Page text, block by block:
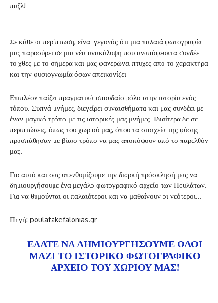
παζλ!
Σε κάθε οι περίπτωση, είναι γεγονός ότι μια παλαιά φωτογραφία
μας παρασύρει σε μια νέα ανακάλυψη που αναπόφευκτα συνδέει
το χθες με το σήμερα και μας φανερώνει πτυχές από το χαρακτήρα
και την φυσιογνωμία όσων απεικονίζει.
Επιπλέον παίζει πραγματικά σπουδαίο ρόλο στην ιστορία ενός
τόπου. Ξυπνά μνήμες, διεγείρει συναισθήματα και μας συνδέει με
έναν μαγικό τρόπο με τις ιστορικές μας μνήμες. Ιδιαίτερα δε σε
περιπτώσεις, όπως του χωριού μας, όπου τα στοιχεία της φύσης
προσπάθησαν με βίαιο τρόπο να μας αποκόψουν από το παρελθόν
μας.
Για αυτό και σας υπενθυμίζουμε την διαρκή πρόσκλησή μας να
δημιουργήσουμε ένα μεγάλο φωτογραφικό αρχείο των Πουλάτων.
Για να θυμούνται οι παλαιότεροι και να μαθαίνουν οι νεότεροι…
Πηγή: poulatakefalonias.gr
ΕΛΆΤΕ ΝΑ ΔΗΜΙΟΥΡΓΉΣΟΥΜΕ ΌΛΟΙ
ΜΑΖΊ ΤΟ ΙΣΤΟΡΙΚΌ ΦΩΤΟΓΡΑΦΙΚΌ
ΑΡΧΕΊΟ ΤΟΥ ΧΩΡΙΟΎ ΜΑΣ!